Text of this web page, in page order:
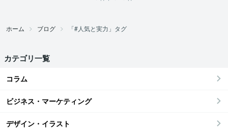
ホーム ブログ 「#人気と実力」タグ
カテゴリ一覧
コラム
ビジネス・マーケティング
デザイン・イラスト